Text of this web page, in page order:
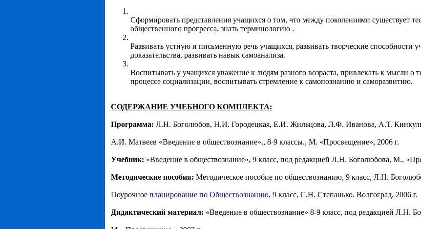
Сформировать представления учащихся о том, что между поколениями существует
общественного прогресса, знать терминологию .
Развивать устную и письменную речь учащихся, развивать творческие способности
доказательства, развивать навык самоанализа.
Воспитывать у учащихся уважение к людям разного возраста, привлекать к мысли о
процессе социализации, воспитывать стремление к самопознанию и саморазвитию.
СОДЕРЖАНИЕ УЧЕБНОГО КОМПЛЕКТА:
Программа: Л.Н. Боголюбов, Н.И. Городецкая, Е.И. Жильцова, Л.Ф. Иванова, А.Т.
А.И. Матвеев «Введение в обществознание»., 8-9 классы., М. «Просвещение», 2006 г.
Учебник: «Введение в обществознание», 9 класс, под редакцией Л.Н. Боголюбова, М.,
Методические пособия: Методическое пособие по обществознанию, 9 класс, Л.Н.
Поурочное планирование по Обществознанию, 9 класс, С.Н. Степанько. Волгоград, 2006 г.
Дидактический материал: «Введение в обществознание» 8-9 класс, под редакцией Л.Н.